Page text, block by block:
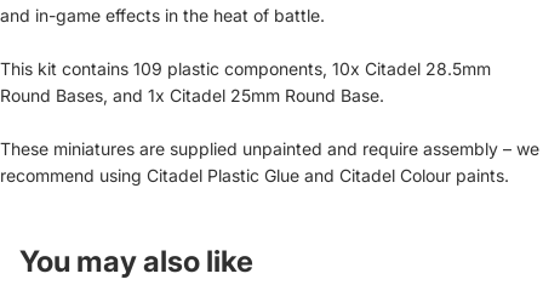
and in-game effects in the heat of battle.
This kit contains 109 plastic components, 10x Citadel 28.5mm
Round Bases, and 1x Citadel 25mm Round Base.
These miniatures are supplied unpainted and require assembly – we
recommend using Citadel Plastic Glue and Citadel Colour paints.
You may also like
Integritetspolicy
Användarvillkor
Kontaktinformation